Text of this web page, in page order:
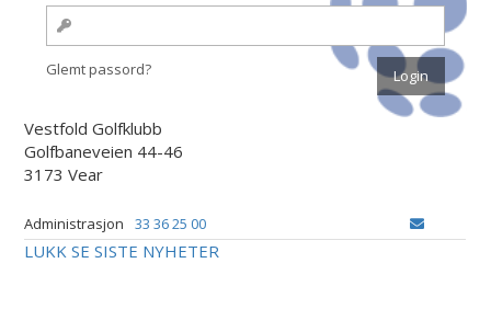
Glemt passord?
Vestfold Golfklubb
Golfbaneveien 44-46
3173 Vear
Administrasjon 33 36 25 00
LUKK SE SISTE NYHETER